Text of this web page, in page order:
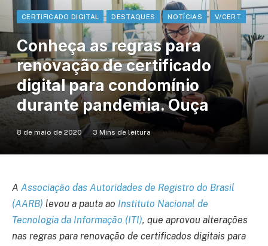
CERTIFICADO DIGITAL DESTAQUES NOTÍCIAS V/CERT
Conheça as regras para
renovação de certificado
digital para condomínio
durante pandemia. Ouça
8 de maio de 2020 3 Mins de leitura
A Associação das Autoridades de Registro do Brasil
(AARB) levou a pauta ao Instituto Nacional de
Tecnologia da Informação (ITI), que aprovou alterações
nas regras para renovação de certificados digitais para